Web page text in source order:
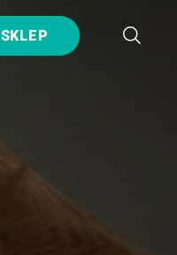
SKLEP